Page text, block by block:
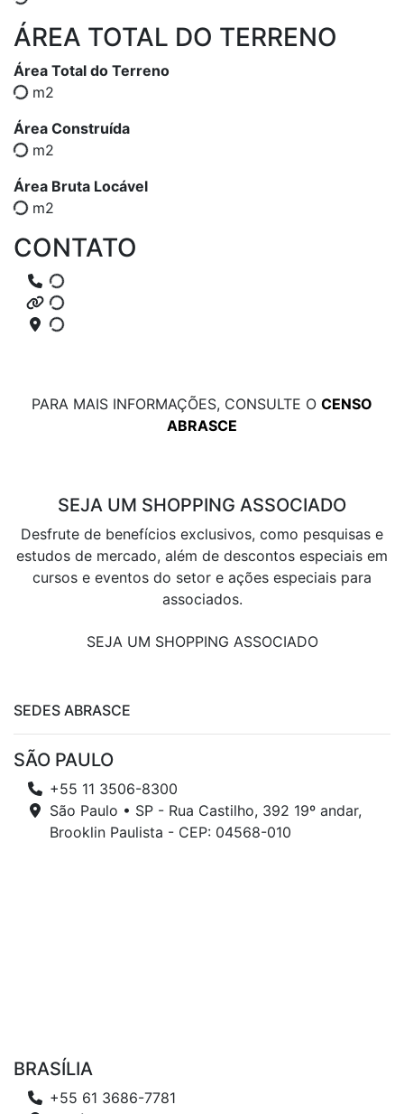
ÁREA TOTAL DO TERRENO
Área Total do Terreno
m2
Área Construída
m2
Área Bruta Locável
m2
CONTATO
PARA MAIS INFORMAÇÕES, CONSULTE O CENSO
ABRASCE
SEJA UM SHOPPING ASSOCIADO
Desfrute de benefícios exclusivos, como pesquisas e
estudos de mercado, além de descontos especiais em
cursos e eventos do setor e ações especiais para
associados.
SEJA UM SHOPPING ASSOCIADO
SEDES ABRASCE
SÃO PAULO
+55 11 3506-8300
São Paulo • SP - Rua Castilho, 392 19º andar,
Brooklin Paulista - CEP: 04568-010
BRASÍLIA
+55 61 3686-7781